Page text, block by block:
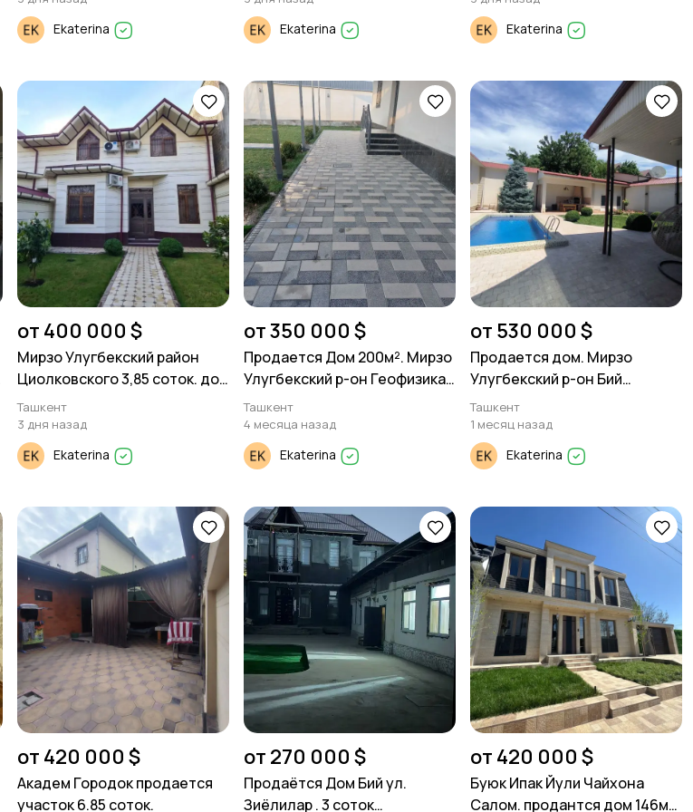
Ekaterina Ekaterina Ekaterina
от 400 000 $
Мирзо Улугбекский район
Циолковского 3,85 соток. дом
2 уровня
Ташкент
3 дня назад
Ekaterina
от 350 000 $
Продается Дом 200м². Мирзо
Улугбекский р-он Геофизика
махалля Заковат. 6 соток.
Ташкент
4 месяца назад
Ekaterina
от 530 000 $
Продается дом. Мирзо
Улугбекский р-он Бий
Дагестанская. 5 соток.
Ташкент
1 месяц назад
Ekaterina
от 420 000 $
Академ Городок продается
участок 6.85 соток.
от 270 000 $
Продаётся Дом Бий ул.
Зиёлилар . 3 соток
от 420 000 $
Буюк Ипак Йули Чайхона
Салом. продантся дом 146м²